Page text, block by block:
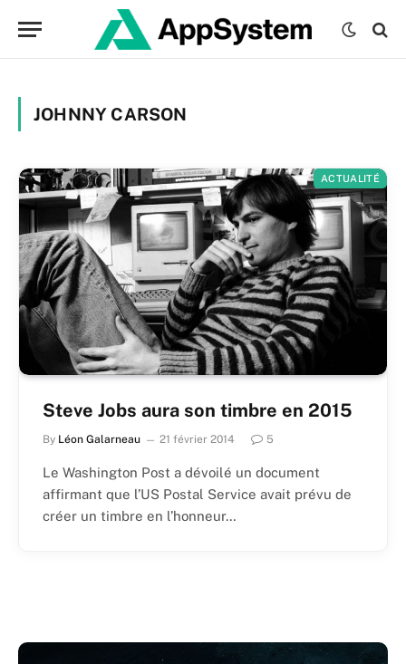
JOHNNY CARSON
ACTUALITÉ
Steve Jobs aura son timbre en 2015
By Léon Galarneau 21 février 2014 5
Le Washington Post a dévoilé un document
affirmant que l’US Postal Service avait prévu de
créer un timbre en l’honneur…